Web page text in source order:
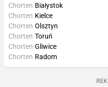
Chorten Białystok
Chorten Kielce
Chorten Olsztyn
Chorten Toruń
Chorten Gliwice
Chorten Radom